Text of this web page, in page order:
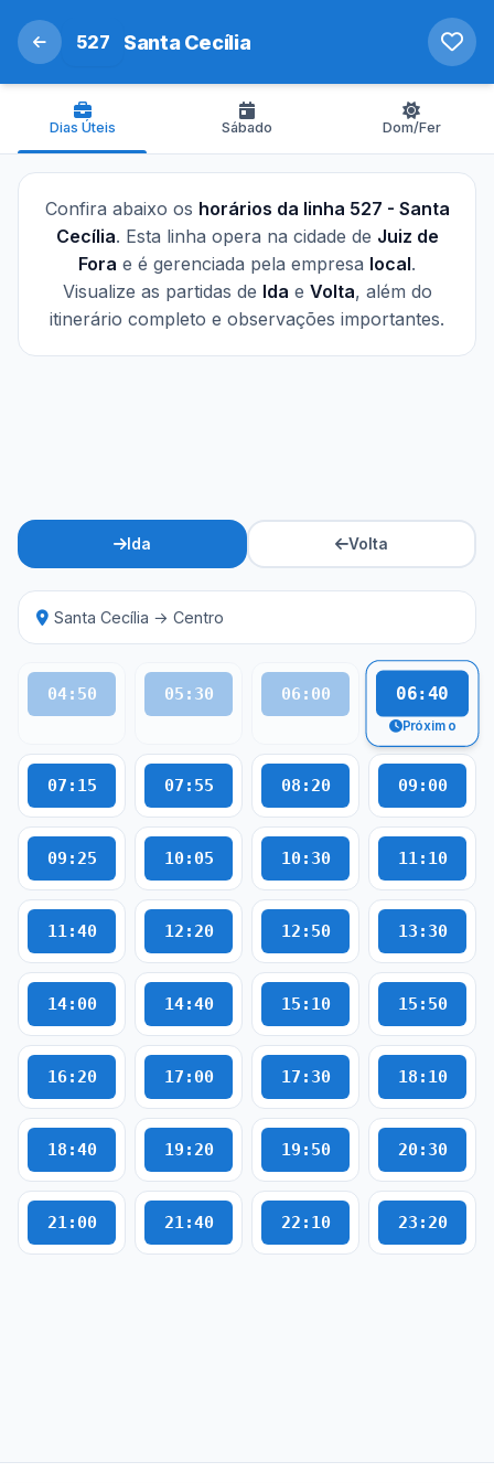
527 Santa Cecília
Dias Úteis Sábado Dom/Fer
Confira abaixo os horários da linha 527 - Santa
Cecília. Esta linha opera na cidade de Juiz de
Fora e é gerenciada pela empresa local.
Visualize as partidas de Ida e Volta, além do
itinerário completo e observações importantes.
Ida Volta
Santa Cecília → Centro
04:50 05:30 06:00 06:40
Próximo
07:15 07:55 08:20 09:00
09:25 10:05 10:30 11:10
11:40 12:20 12:50 13:30
14:00 14:40 15:10 15:50
16:20 17:00 17:30 18:10
18:40 19:20 19:50 20:30
21:00 21:40 22:10 23:20